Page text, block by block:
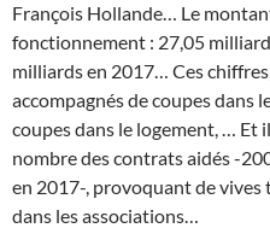
François Hollande… Le
fonctionnement : 27,05
milliards en 2017… Ces
accompagnés de coupes dans
coupes dans le logement, …
nombre des contrats aidés -
en 2017-, provoquant de vives
dans les associations…